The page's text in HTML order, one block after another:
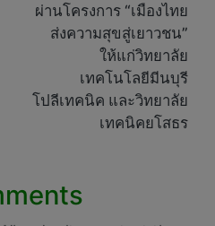
ผ่านโครงการ “เมืองไทย
ส่งความสุขสู่เยาวชน”
ให้แก่วิทยาลัย
เทคโนโลยีมีนบุรี
โปลีเทคนิค และวิทยาลัย
เทคนิคยโสธร